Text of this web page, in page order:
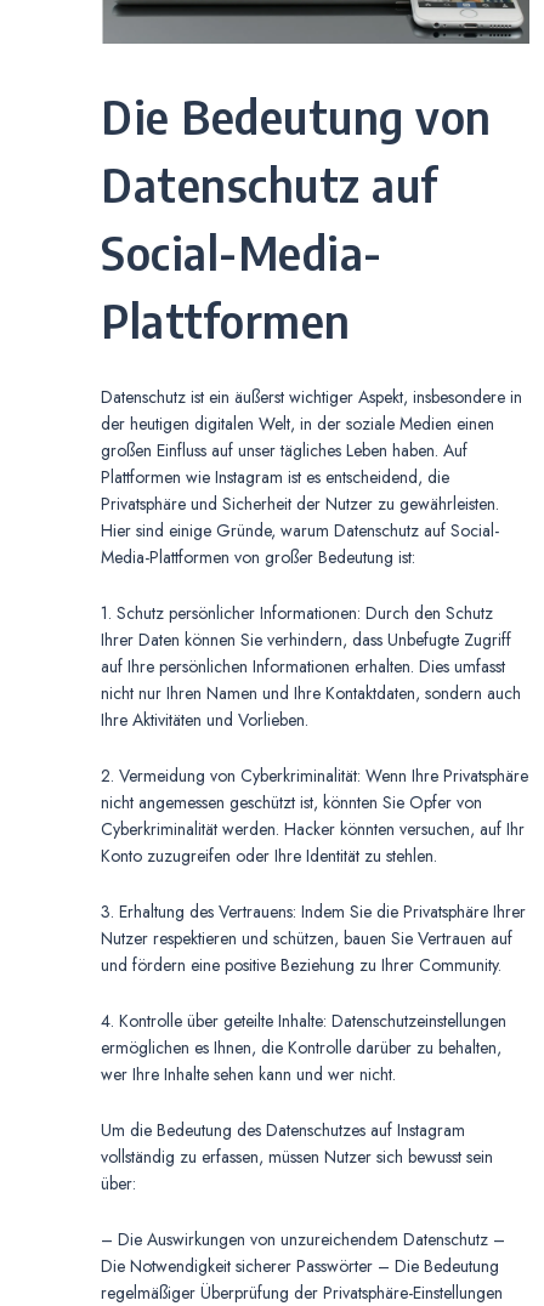
Die Bedeutung von
Datenschutz auf
Social-Media-
Plattformen
Datenschutz ist ein äußerst wichtiger Aspekt, insbesondere in
der heutigen digitalen Welt, in der soziale Medien einen
großen Einfluss auf unser tägliches Leben haben. Auf
Plattformen wie Instagram ist es entscheidend, die
Privatsphäre und Sicherheit der Nutzer zu gewährleisten.
Hier sind einige Gründe, warum Datenschutz auf Social-
Media-Plattformen von großer Bedeutung ist:
1. Schutz persönlicher Informationen: Durch den Schutz
Ihrer Daten können Sie verhindern, dass Unbefugte Zugriff
auf Ihre persönlichen Informationen erhalten. Dies umfasst
nicht nur Ihren Namen und Ihre Kontaktdaten, sondern auch
Ihre Aktivitäten und Vorlieben.
2. Vermeidung von Cyberkriminalität: Wenn Ihre Privatsphäre
nicht angemessen geschützt ist, könnten Sie Opfer von
Cyberkriminalität werden. Hacker könnten versuchen, auf Ihr
Konto zuzugreifen oder Ihre Identität zu stehlen.
3. Erhaltung des Vertrauens: Indem Sie die Privatsphäre Ihrer
Nutzer respektieren und schützen, bauen Sie Vertrauen auf
und fördern eine positive Beziehung zu Ihrer Community.
4. Kontrolle über geteilte Inhalte: Datenschutzeinstellungen
ermöglichen es Ihnen, die Kontrolle darüber zu behalten,
wer Ihre Inhalte sehen kann und wer nicht.
Um die Bedeutung des Datenschutzes auf Instagram
vollständig zu erfassen, müssen Nutzer sich bewusst sein
über:
– Die Auswirkungen von unzureichendem Datenschutz –
Die Notwendigkeit sicherer Passwörter – Die Bedeutung
regelmäßiger Überprüfung der Privatsphäre-Einstellungen